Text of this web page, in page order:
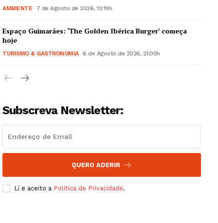
AMBIENTE 7 de Agosto de 2026, 12:19h
Espaço Guimarães: ‘The Golden Ibérica Burger’ começa
hoje
TURISMO & GASTRONOMIA 6 de Agosto de 2026, 21:00h
Subscreva Newsletter:
QUERO ADERIR
Li e aceito a Política de Privacidade.